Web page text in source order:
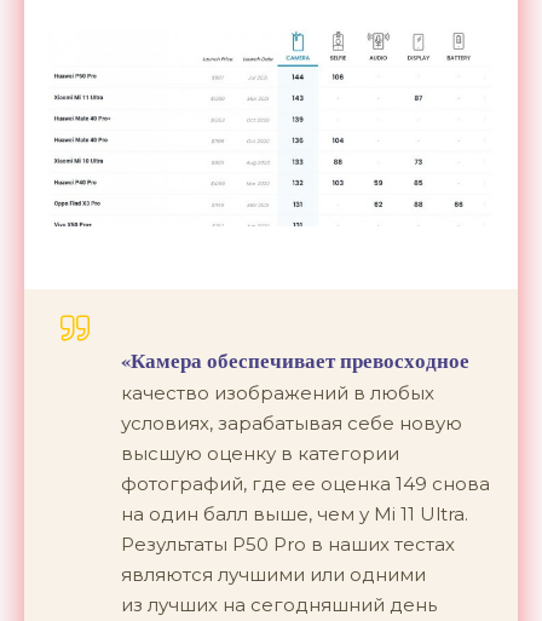
«Камера обеспечивает превосходное
качество изображений в любых
условиях, зарабатывая себе новую
высшую оценку в категории
фотографий, где ее оценка 149 снова
на один балл выше, чем у Mi 11 Ultra.
Результаты P50 Pro в наших тестах
являются лучшими или одними
из лучших на сегодняшний день